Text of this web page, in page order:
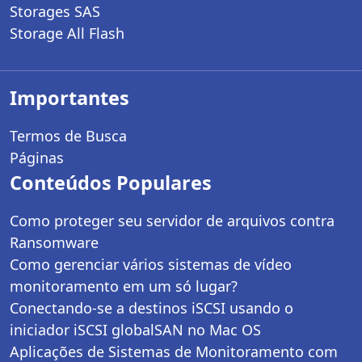
Storages SAS
Storage All Flash
Importantes
Termos de Busca
Páginas
Conteúdos Populares
Como proteger seu servidor de arquivos contra
Ransomware
Como gerenciar vários sistemas de vídeo
monitoramento em um só lugar?
Conectando-se a destinos iSCSI usando o
iniciador iSCSI globalSAN no Mac OS
Aplicações de Sistemas de Monitoramento com